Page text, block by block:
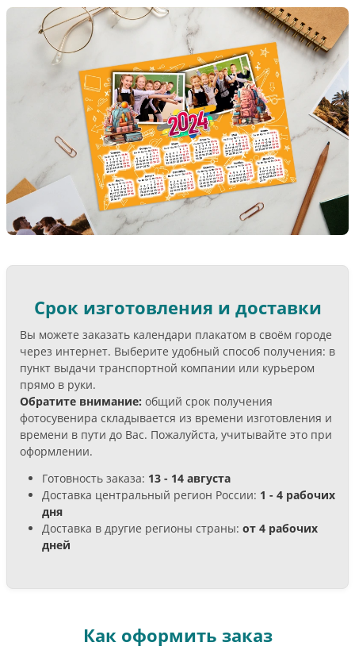
Срок изготовления и доставки
Вы можете заказать календари плакатом в своём городе
через интернет. Выберите удобный способ получения: в
пункт выдачи транспортной компании или курьером
прямо в руки.
Обратите внимание: общий срок получения
фотосувенира складывается из времени изготовления и
времени в пути до Вас. Пожалуйста, учитывайте это при
оформлении.
Готовность заказа: 13 - 14 августа
Доставка центральный регион России: 1 - 4 рабочих
дня
Доставка в другие регионы страны: от 4 рабочих
дней
Как оформить заказ